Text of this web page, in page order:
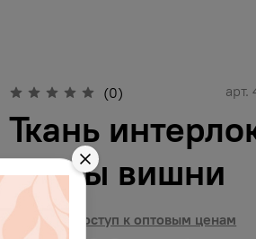
(0) арт.
Ткань
цветы вишни
Получить доступ к оптовым ценам